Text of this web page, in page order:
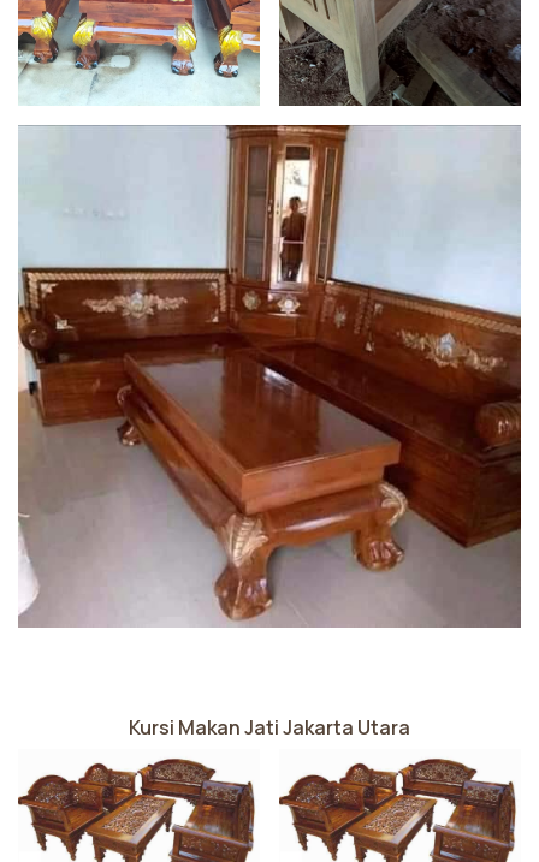
Kursi Makan Jati Jakarta Utara